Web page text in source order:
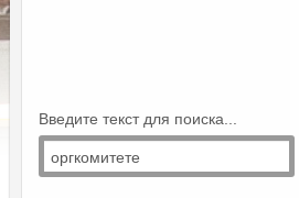
Введите текст для поиска...